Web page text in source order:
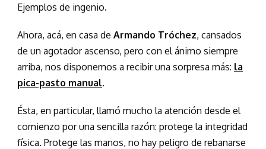
Ejemplos de ingenio.
Ahora, acá, en casa de Armando Tróchez, cansados
de un agotador ascenso, pero con el ánimo siempre
arriba, nos disponemos a recibir una sorpresa más: la
pica-pasto manual.
Ésta, en particular, llamó mucho la atención desde el
comienzo por una sencilla razón: protege la integridad
física. Protege las manos, no hay peligro de rebanarse